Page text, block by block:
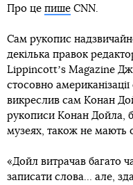
Про це пише CNN.
Сам рукопис
декілька правок
Lippincottʼs Magazine
стосовно
викреслив сам Конан
рукописи Конан Дойла,
музеях, також не мають
«Дойл витрачав багато
записати слова… але,